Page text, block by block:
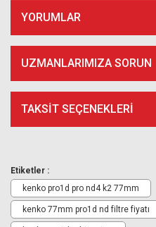
YORUMLAR
UZMANLARIMIZA SORUN
TAKSIT SEÇENEKLERI
Etiketler :
kenko pro1d pro nd4 k2 77mm
kenko 77mm pro1d nd filtre fiyatı